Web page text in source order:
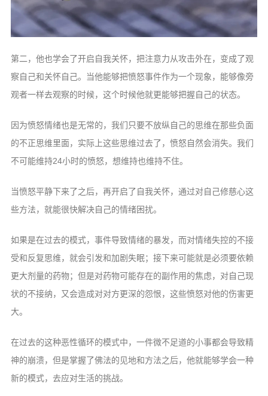
第二，他也学会了开启自我关怀，把注意力从攻击外在，变成了观
察自己和关怀自己。当他能够把愤怒事件作为一个现象，能够像旁
观者一样去观察的时候，这个时候他就更能够把握自己的状态。
因为愤怒情绪也是无常的，我们只要不放纵自己的思维在那些负面
的不正思维里面，实际上这些思维过去了，愤怒自然会消失。我们
不可能维持24小时的愤怒，想维持也维持不住。
当愤怒平静下来了之后，再开启了自我关怀，通过对自己修慈心这
些方法，就能很快解决自己的情绪困扰。
如果是在过去的模式，事件导致情绪的暴发，而对情绪失控的不接
受和反复思维，就会引发和加剧失眠；接下来可能就是必须要依赖
更大剂量的药物；但是对药物可能存在的副作用的焦虑，对自己现
状的不接纳，又会造成对对方更深的怨恨，这些愤怒对他的伤害更
大。
在过去的这种恶性循环的模式中，一件微不足道的小事都会导致精
神的崩溃，但是掌握了佛法的见地和方法之后，他就能够学会一种
新的模式，去应对生活的挑战。